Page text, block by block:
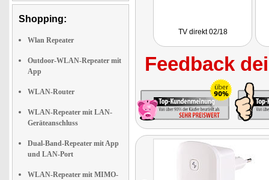
Shopping:
Wlan Repeater
Outdoor-WLAN-Repeater mit
App
WLAN-Router
WLAN-Repeater mit LAN-
Geräteanschluss
Dual-Band-Repeater mit App
und LAN-Port
WLAN-Repeater mit MIMO-
TV direkt 02/18
Feedback